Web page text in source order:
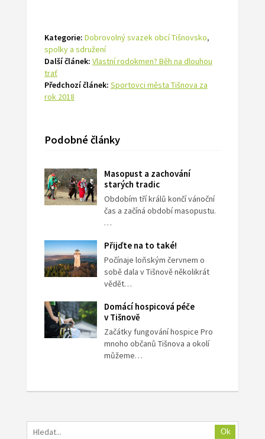
Kategorie: Dobrovolný svazek obcí Tišnovsko,
spolky a sdružení
Další článek: Vlastní rodokmen? Běh na dlouhou
trať
Předchozí článek: Sportovci města Tišnova za
rok 2018
Podobné články
Masopust a zachování
starých tradic
Obdobím tří králů končí vánoční
čas a začíná období masopustu.
…
Přijďte na to také!
Počínaje loňským červnem o
sobě dala v Tišnově několikrát
vědět…
Domácí hospicová péče
v Tišnově
Začátky fungování hospice Pro
mnoho občanů Tišnova a okolí
můžeme…
Ok